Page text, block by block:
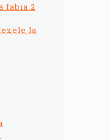
fabia 2
la